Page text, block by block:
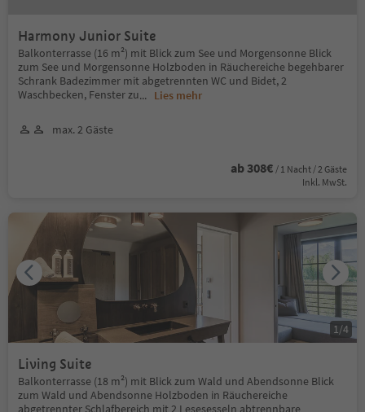
Harmony Junior Suite
Balkonterrasse (16 m²) mit Blick zum See und Morgensonne Blick
zum See und Morgensonne Holzboden in Räuchereiche begehbarer
Schrank Badezimmer mit abgetrennten WC und Bidet, 2
Waschbecken, Fenster zu... Lies mehr
max. 2 Gäste
ab 308€ / 1 Nacht / 2 Gäste
Inkl. MwSt.
Living Suite
Balkonterrasse (18 m²) mit Blick zum Wald und Abendsonne Blick
zum Wald und Abendsonne Holzboden in Räuchereiche
abgetrennter Schlafbereich mit 2 Lesesesseln abtrennbare
1 /4